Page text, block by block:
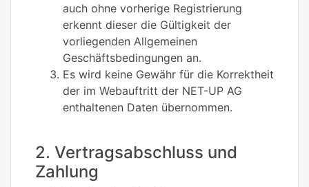
auch ohne vorherige Registrierung
erkennt dieser die Gültigkeit der
vorliegenden Allgemeinen
Geschäftsbedingungen an.
Es wird keine Gewähr für die Korrektheit
der im Webauftritt der NET-UP AG
enthaltenen Daten übernommen.
2. Vertragsabschluss und
Zahlung